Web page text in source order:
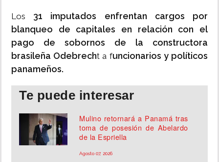
Los 31 imputados enfrentan cargos por
blanqueo de capitales en relación con el
pago de sobornos de la constructora
brasileña Odebrecht a funcionarios y políticos
panameños.
Te puede interesar
Mulino retornará a Panamá tras
toma de posesión de Abelardo
de la Espriella
Agosto 07, 2026